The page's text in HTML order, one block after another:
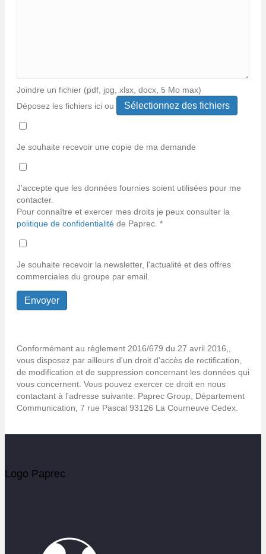
Joindre un fichier (pdf, jpg, xlsx, docx, 5 Mo max)
Déposez les fichiers ici ou
Types
de
fichiers
pdf,
jpeg,
xlsx,
docx.
Je souhaite recevoir une copie de ma demande
J'accepte que les données fournies soient utilisées pour me
contacter.
Pour connaître et exercer mes droits je peux consulter la
politique de confidentialité de Paprec. *
Je souhaite recevoir la newsletter, l'actualité et des offres
commerciales du groupe par email.
Conformément au règlement 2016/679 du 27 avril 2016,,
vous disposez par ailleurs d'un droit d’accès de rectification,
de modification et de suppression concernant les données qui
vous concernent. Vous pouvez exercer ce droit en nous
contactant à l'adresse suivante: Paprec Group, Département
Communication, 7 rue Pascal 93126 La Courneuve Cedex.
Logo Paprec